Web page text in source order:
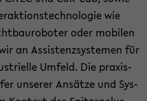
wie
oder mo­bi­len
an As­sis­tenz­sys­te­men für
Um­feld. Die pra­xis­
un­se­rer An­sät­ze und Sys­